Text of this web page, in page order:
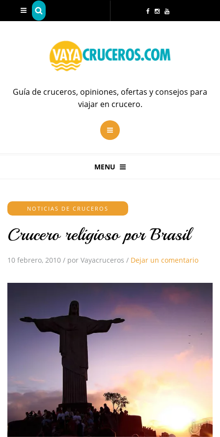
Guía de cruceros, opiniones, ofertas y consejos para
viajar en crucero.
MENU
NOTICIAS DE CRUCEROS
Crucero religioso por Brasil
10 febrero, 2010 / por Vayacruceros / Dejar un comentario